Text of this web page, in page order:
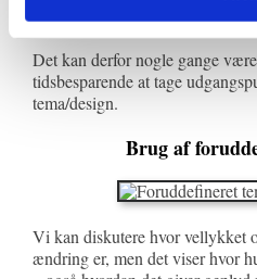
dette ændres/ tilpasses, som du
Det kan derfor nogle gange
tidsbesparende at tage
tema/design.
Brug af
Vi kan diskutere hvor vellykket
ændring er, men det viser hvor